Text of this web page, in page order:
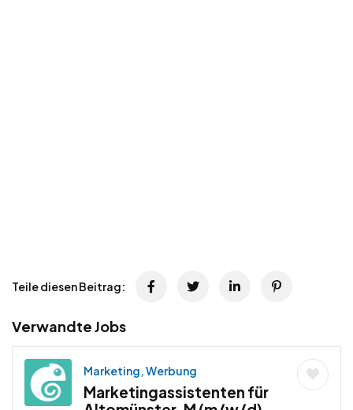
Teile diesen Beitrag:
Verwandte Jobs
Marketing, Werbung
Marketingassistenten für